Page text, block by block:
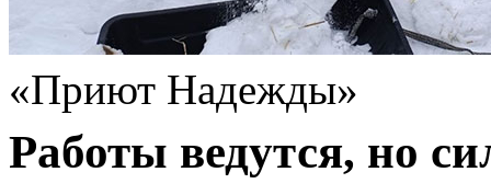
«Приют Надежды»
Работы ведутся, но